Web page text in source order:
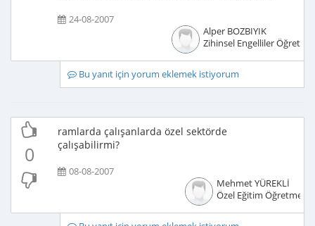
24-08-2007
Alper BOZBIYIK
Zihinsel Engelliler
Bu yanıt için yorum eklemek istiyorum
0
ramlarda çalışanlarda özel sektörde
çalışabilirmi?
08-08-2007
Mehmet YÜREKLİ
Özel Eğitim Öğretmeni